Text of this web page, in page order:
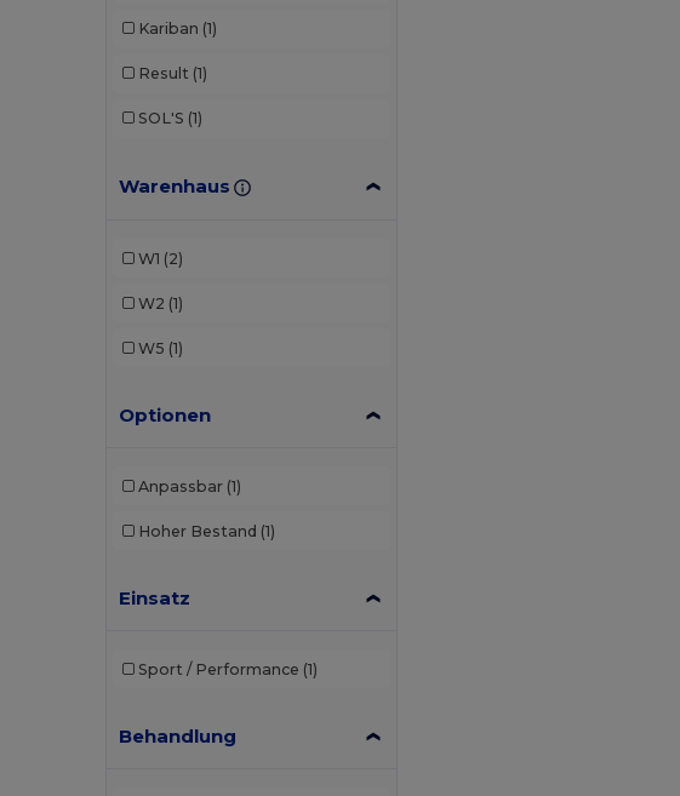
Kariban (1)
Result (1)
SOL'S (1)
Warenhaus
W1 (2)
W2 (1)
W5 (1)
Optionen
Anpassbar (1)
Hoher Bestand (1)
Einsatz
Sport / Performance (1)
Behandlung